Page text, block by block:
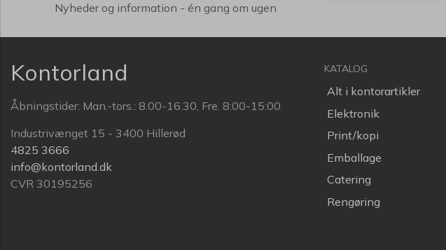
Nyheder og information - én gang om ugen
Kontorland
Åbningstider: Man.-tors.: 8.00-16.30, Fre. 8:00-15:00
Industrivænget 15 - 3400 Hillerød
4825 3666
info@kontorland.dk
CVR 30195256
KATALOG
Alt i kontorartikler
Elektronik
Print/kopi
Emballage
Catering
Rengøring